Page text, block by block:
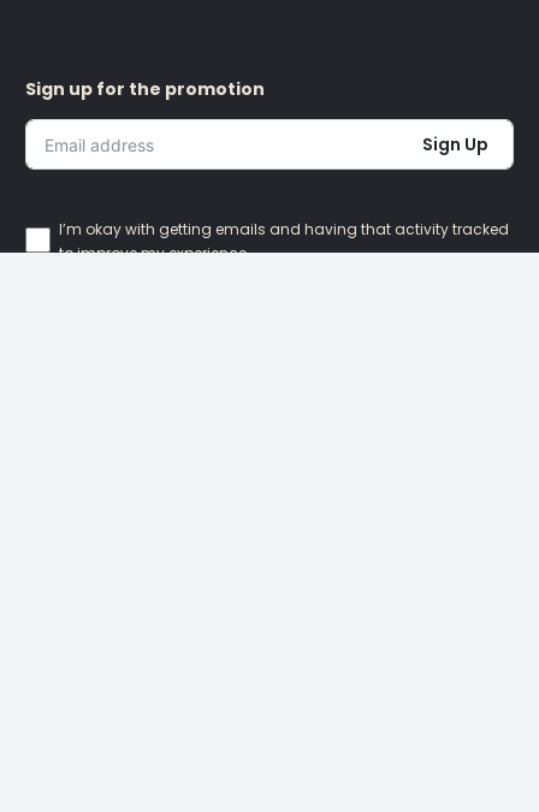
Sign up for the promotion
Sign Up
I’m okay with getting emails and having that activity tracked
to improve my experience.